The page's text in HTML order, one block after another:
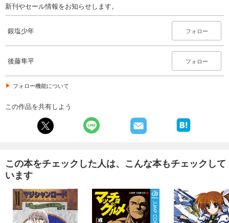
新刊やセール情報をお知らせします。
銀塩少年 フォロー
後藤隼平 フォロー
フォロー機能について
この作品を共有しよう
この本をチェックした人は、こんな本もチェックして
います